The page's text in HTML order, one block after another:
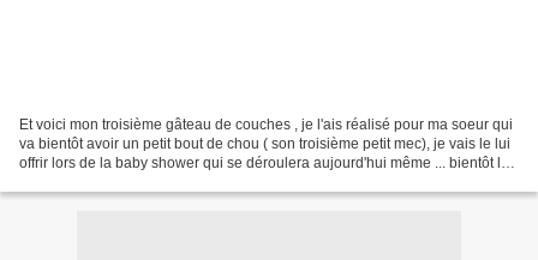
Et voici mon troisième gâteau de couches , je l'ais réalisé pour ma soeur qui
va bientôt avoir un petit bout de chou ( son troisième petit mec), je vais le lui
offrir lors de la baby shower qui se déroulera aujourd'hui même ... bientôt les